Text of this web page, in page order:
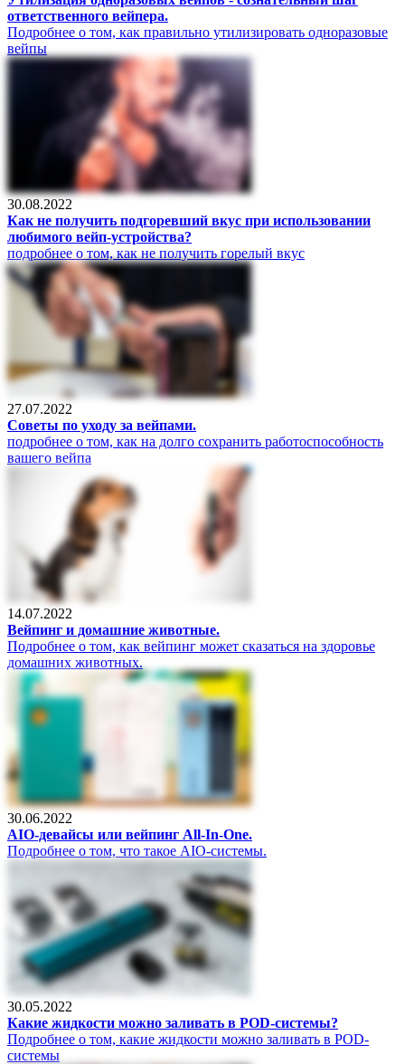
ответственного вейпера.
Подробнее о том, как правильно утилизировать одноразовые
вейпы
30.08.2022
Как не получить подгоревший вкус при использовании
любимого вейп-устройства?
подробнее о том, как не получить горелый вкус
27.07.2022
Советы по уходу за вейпами.
подробнее о том, как на долго сохранить работоспособность
вашего вейпа
14.07.2022
Вейпинг и домашние животные.
Подробнее о том, как вейпинг может сказаться на здоровье
домашних животных.
30.06.2022
AIO-девайсы или вейпинг All-In-One.
Подробнее о том, что такое AIO-системы.
30.05.2022
Какие жидкости можно заливать в POD-системы?
Подробнее о том, какие жидкости можно заливать в POD-
системы